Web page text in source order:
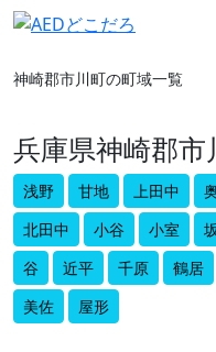
神崎郡市川町の町域一覧
兵庫県神崎郡
浅野 甘地 上田中
北田中
小谷 小室
谷
近平 千原 鶴居
美佐
屋形